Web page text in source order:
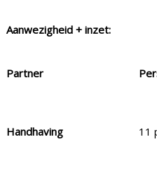
Aanwezigheid + inzet:
Partner
Handhaving 11